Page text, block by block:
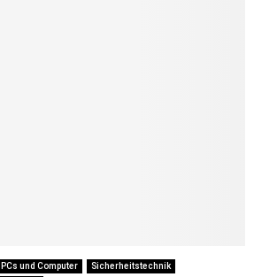
PCs und Computer
Sicherheitstechnik